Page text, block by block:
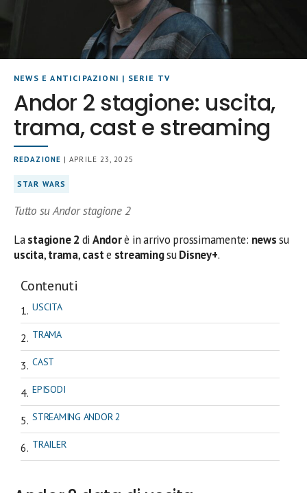
NEWS E ANTICIPAZIONI | SERIE TV
Andor 2 stagione: uscita,
trama, cast e streaming
REDAZIONE | APRILE 23, 2025
STAR WARS
Tutto su Andor stagione 2
Lastagione 2 di Andorè in arrivo prossimamente: newssu
uscita,trama,caste streamingsuDisney+.
Contenuti
USCITA
TRAMA
CAST
EPISODI
STREAMING ANDOR 2
TRAILER